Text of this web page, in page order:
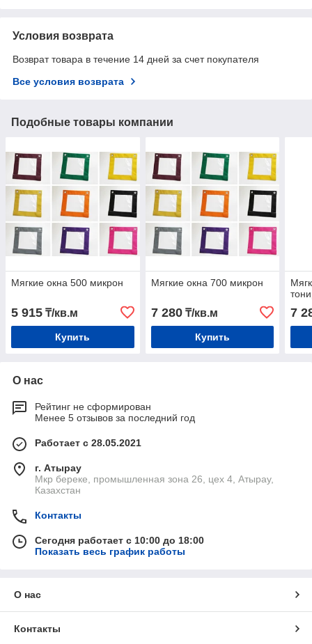
Условия возврата
Возврат товара в течение 14 дней за счет покупателя
Все условия возврата
Подобные товары компании
Мягкие окна 500 микрон
5 915 ₸/кв.м
Купить
Мягкие окна 700 микрон
7 280₸/кв.м
Купить
7
О нас
Рейтинг не сформирован
Менее 5 отзывов за последний год
Работает с 28.05.2021
г. Атырау
Мкр береке, промышленная зона 26, цех 4, Атырау,
Казахстан
Контакты
Сегодня работает с 10:00 до 18:00
Показать весь график работы
О нас
Контакты